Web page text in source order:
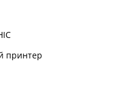
принтер